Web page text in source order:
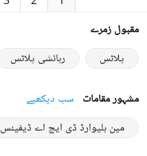
مقبول زمرے
پلاٹس
رہائشی پلاٹس
مشہور مقامات سب دیکھیے
مین بلیوارڈ ڈی ایچ اے ڈیفینس